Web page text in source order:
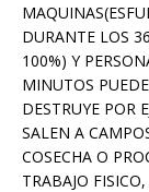
DURANTE LOS
100%) Y
MINUTOS
DESTRUYE POR
SALEN A
COSECHA O
TRABAJO